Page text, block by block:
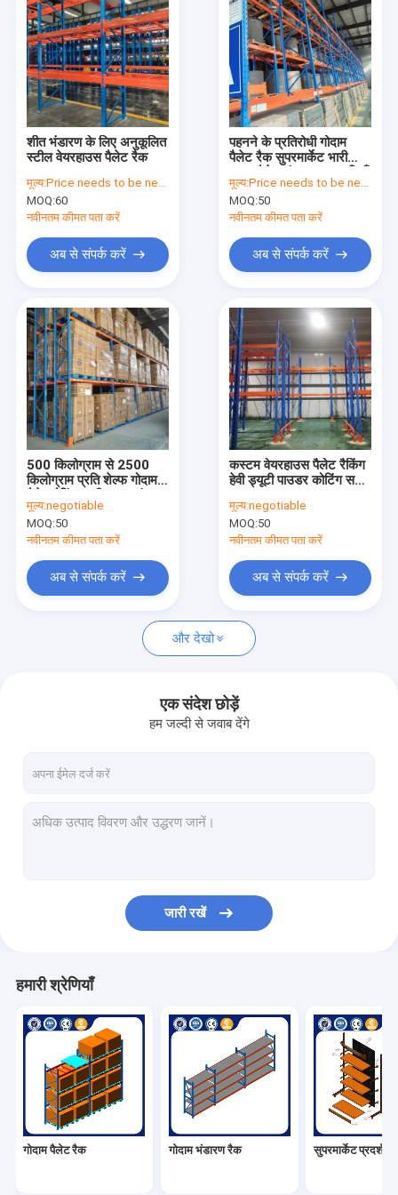
उत्पादों
वीडियो
हमारे बारे में
कारखाने का दौरा
गुणवत्ता नियंत्रण
हमसे संपर्क करें
समाचार
एक उद्धरण का अनुरोध करें
गोदाम भंडारण रैक
रैकिंग में ड्राइव करें
मेजेनाइन रैक
इस्पात संरचना मंच
एचडीपीई प्लास्टिक पैलेट
शीत भंडारण के लिए अनुकूलित
स्टील वेयरहाउस पैलेट रैक
मूल्य:Price needs to be negotiated
MOQ:60
नवीनतम कीमत पता करें
अब से संपर्क करें
पहनने के प्रतिरोधी गोदाम
पैलेट रैक सुपरमार्केट भारी
मूल्य:Price needs to be negotiated
MOQ:50
नवीनतम कीमत पता करें
अब से संपर्क करें
500 किलोग्राम से 2500
किलोग्राम प्रति शेल्फ गोदाम
समायोज्य अलमारियाँ
मूल्य:negotiable
MOQ:50
नवीनतम कीमत पता करें
अब से संपर्क करें
कस्टम वेयरहाउस पैलेट रैकिंग
हेवी ड्यूटी पाउडर कोटिंग सतह
मूल्य:negotiable
MOQ:50
नवीनतम कीमत पता करें
अब से संपर्क करें
और देखो
एक संदेश छोड़ें
हम जल्दी से जवाब देंगे
जारी रखें
हमारी श्रेणियाँ
गोदाम पैलेट रैक गोदाम भंडारण रैक सुपरमार्केट प्रदर्शन